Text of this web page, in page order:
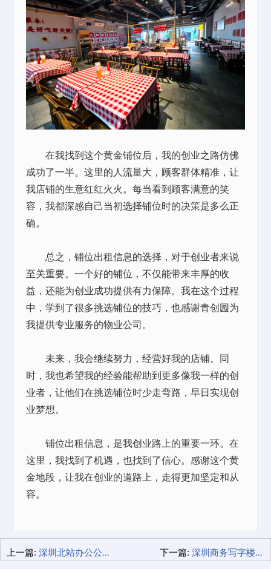
在我找到这个黄金铺位后，我的创业之路仿佛
成功了一半。这里的人流量大，顾客群体精准，让
我店铺的生意红红火火。每当看到顾客满意的笑
容，我都深感自己当初选择铺位时的决策是多么正
确。
总之，铺位出租信息的选择，对于创业者来说
至关重要。一个好的铺位，不仅能带来丰厚的收
益，还能为创业成功提供有力保障。我在这个过程
中，学到了很多挑选铺位的技巧，也感谢青创园为
我提供专业服务的物业公司。
未来，我会继续努力，经营好我的店铺。同
时，我也希望我的经验能帮助到更多像我一样的创
业者，让他们在挑选铺位时少走弯路，早日实现创
业梦想。
铺位出租信息，是我创业路上的重要一环。在
这里，我找到了机遇，也找到了信心。感谢这个黄
金地段，让我在创业的道路上，走得更加坚定和从
容。
上一篇: 深圳北站办公公寓租赁，都市生活新体验！ 下一篇: 深圳商务写字楼，挑选攻略！